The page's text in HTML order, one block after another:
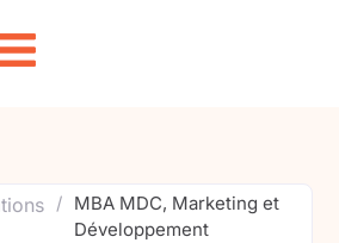
/ MBA MDC, Marketing et
Développement